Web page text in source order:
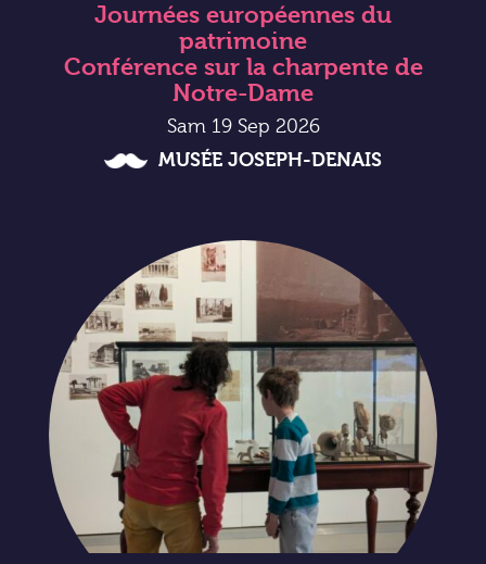
Journées européennes du
patrimoine
Conférence sur la charpente de
Notre-Dame
Sam 19 Sep 2026
MUSÉE JOSEPH-DENAIS